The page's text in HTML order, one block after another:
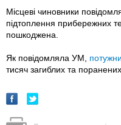
Місцеві чиновники
підтоплення прибережних
пошкоджена.
Як повідомляла УМ,
тисяч загиблих та